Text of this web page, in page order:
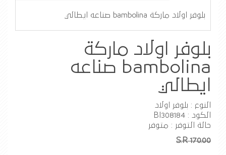
بلوفر اولاد ماركة bambolina صناعه ايطالي
بلوفر اولاد ماركة
bambolina صناعه
ايطالي
النوع : بلوفر اولاد
الكود : BI308184
حالة التوفر : متوفر
S.R 170.00